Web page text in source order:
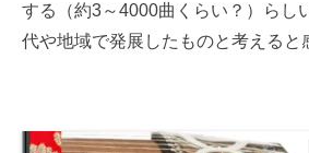
する（約3～4000曲くらい？）らし
代や地域で発展したものと考えると